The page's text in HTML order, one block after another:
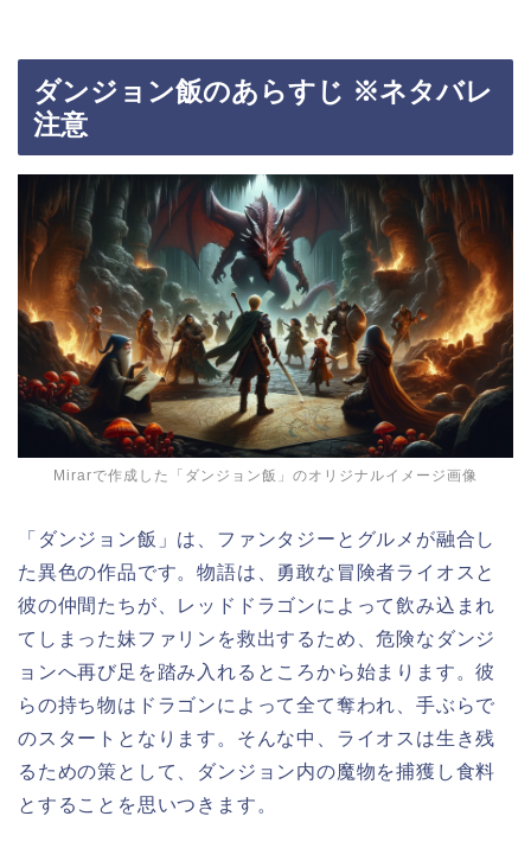
ダンジョン飯のあらすじ ※ネタバレ
注意
Mirarで作成した「ダンジョン飯」のオリジナルイメージ画像
「ダンジョン飯」は、ファンタジーとグルメが融合し
た異色の作品です。物語は、勇敢な冒険者ライオスと
彼の仲間たちが、レッドドラゴンによって飲み込まれ
てしまった妹ファリンを救出するため、危険なダンジ
ョンへ再び足を踏み入れるところから始まります。彼
らの持ち物はドラゴンによって全て奪われ、手ぶらで
のスタートとなります。そんな中、ライオスは生き残
るための策として、ダンジョン内の魔物を捕獲し食料
とすることを思いつきます。